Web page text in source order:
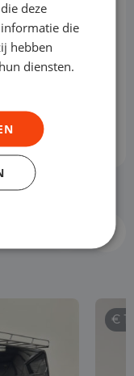
€
deze
die
hebben
diensten.